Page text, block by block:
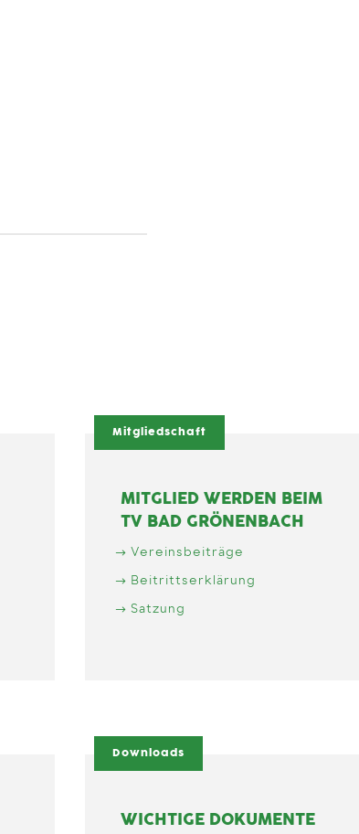
Mitgliedschaft
MITGLIED WERDEN BEIM
TV BAD GRÖNENBACH
Vereinsbeiträge
Beitrittserklärung
Satzung
Downloads
WICHTIGE DOKUMENTE